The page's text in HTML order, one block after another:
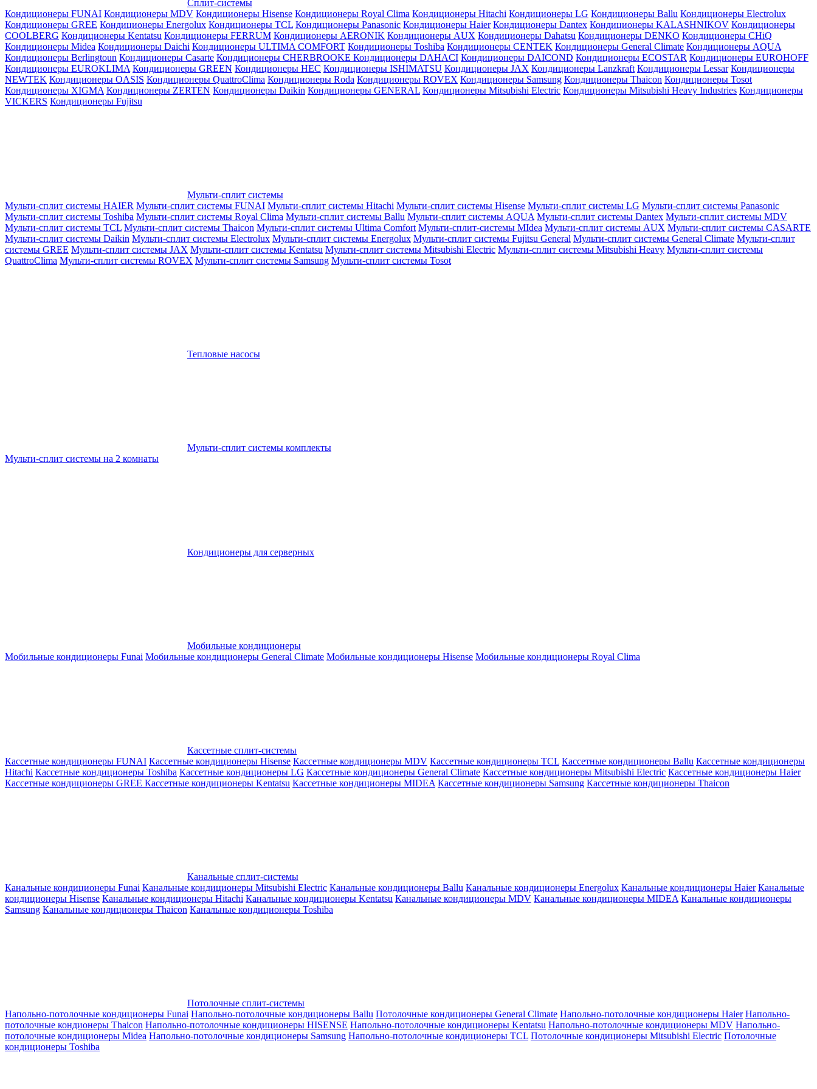
Сплит-системы
Кондиционеры FUNAI Кондиционеры MDV Кондиционеры Hisense Кондиционеры Royal Clima Кондиционеры Hitachi Кондиционеры LG Кондиционеры Ballu Кондиционеры Electrolux
Кондиционеры GREE Кондиционеры Energolux Кондиционеры TCL Кондиционеры Panasonic Кондиционеры Haier Кондиционеры Dantex Кондиционеры KALASHNIKOV Кондиционеры
СOOLBERG Кондиционеры Kentatsu Кондиционеры FERRUM Кондиционеры AERONIK Кондиционеры AUX Кондиционеры Dahatsu Кондиционеры DENKO Кондиционеры CHiQ
Кондиционеры Midea Кондиционеры Daichi Кондиционеры ULTIMA COMFORT Кондиционеры Toshiba Кондиционеры CENTEK Кондиционеры General Climate Кондиционеры AQUA
Кондиционеры Berlingtoun Кондиционеры Casarte Кондиционеры CHERBROOKE Кондиционеры DAHACI Кондиционеры DAICOND Кондиционеры ECOSTAR Кондиционеры EUROHOFF
Кондиционеры EUROKLIMA Кондиционеры GREEN Кондиционеры HEC Кондиционеры ISHIMATSU Кондиционеры JAX Кондиционеры Lanzkraft Кондиционеры Lessar Кондиционеры
NEWTEK Кондиционеры OASIS Кондиционеры QuattroClima Кондиционеры Roda Кондиционеры ROVEX Кондиционеры Samsung Кондиционеры Thaicon Кондиционеры Tosot
Кондиционеры XIGMA Кондиционеры ZERTEN Кондиционеры Daikin Кондиционеры GENERAL Кондиционеры Mitsubishi Electric Кондиционеры Mitsubishi Heavy Industries Кондиционеры
VICKERS Кондиционеры Fujitsu
Мульти-сплит системы
Мульти-сплит системы HAIER Мульти-сплит системы FUNAI Мульти-сплит системы Hitachi Мульти-сплит системы Hisense Мульти-сплит системы LG Мульти-сплит системы Panasonic
Мульти-сплит системы Toshiba Мульти-сплит системы Royal Clima Мульти-сплит системы Ballu Мульти-сплит системы AQUA Мульти-сплит системы Dantex Мульти-сплит системы MDV
Мульти-сплит системы TCL Мульти-сплит системы Thaicon Мульти-сплит системы Ultima Comfort Мульти-сплит-системы MIdea Мульти-сплит системы AUX Мульти-сплит системы CASARTE
Мульти-сплит системы Daikin Мульти-сплит системы Electrolux Мульти-сплит системы Energolux Мульти-сплит системы Fujitsu General Мульти-сплит системы General Climate Мульти-сплит
системы GREE Мульти-сплит системы JAX Мульти-сплит системы Kentatsu Мульти-сплит системы Mitsubishi Electric Мульти-сплит системы Mitsubishi Heavy Мульти-сплит системы
QuattroClima Мульти-сплит системы ROVEX Мульти-сплит системы Samsung Мульти-сплит системы Tosot
Тепловые насосы
Мульти-сплит системы комплекты
Мульти-сплит системы на 2 комнаты
Кондиционеры для серверных
Мобильные кондиционеры
Мобильные кондиционеры Funai Мобильные кондиционеры General Climate Мобильные кондиционеры Hisense Мобильные кондиционеры Royal Clima
Кассетные сплит-системы
Кассетные кондиционеры FUNAI Кассетные кондиционеры Hisense Кассетные кондиционеры MDV Кассетные кондиционеры TCL Кассетные кондиционеры Ballu Кассетные кондиционеры
Hitachi Кассетные кондиционеры Toshiba Кассетные кондиционеры LG Кассетные кондиционеры General Climate Кассетные кондиционеры Mitsubishi Electric Кассетные кондиционеры Haier
Кассетные кондиционеры GREE Кассетные кондиционеры Kentatsu Кассетные кондиционеры MIDEA Кассетные кондиционеры Samsung Кассетные кондиционеры Thaicon
Канальные сплит-системы
Канальные кондиционеры Funai Канальные кондиционеры Mitsubishi Electric Канальные кондиционеры Ballu Канальные кондиционеры Energolux Канальные кондиционеры Haier Канальные
кондиционеры Hisense Канальные кондиционеры Hitachi Канальные кондиционеры Kentatsu Канальные кондиционеры MDV Канальные кондиционеры MIDEA Канальные кондиционеры
Samsung Канальные кондиционеры Thaicon Канальные кондиционеры Toshiba
Потолочные сплит-системы
Напольно-потолочные кондиционеры Funai Напольно-потолочные кондиционеры Ballu Потолочные кондиционеры General Climate Напольно-потолочные кондиционеры Haier Напольно-
потолочные кондионеры Thaicon Напольно-потолочные кондиционеры HISENSE Напольно-потолочные кондиционеры Kentatsu Напольно-потолочные кондиционеры MDV Напольно-
потолочные кондиционеры Midea Напольно-потолочные кондиционеры Samsung Напольно-потолочные кондиционеры TCL Потолочные кондиционеры Mitsubishi Electric Потолочные
кондиционеры Toshiba